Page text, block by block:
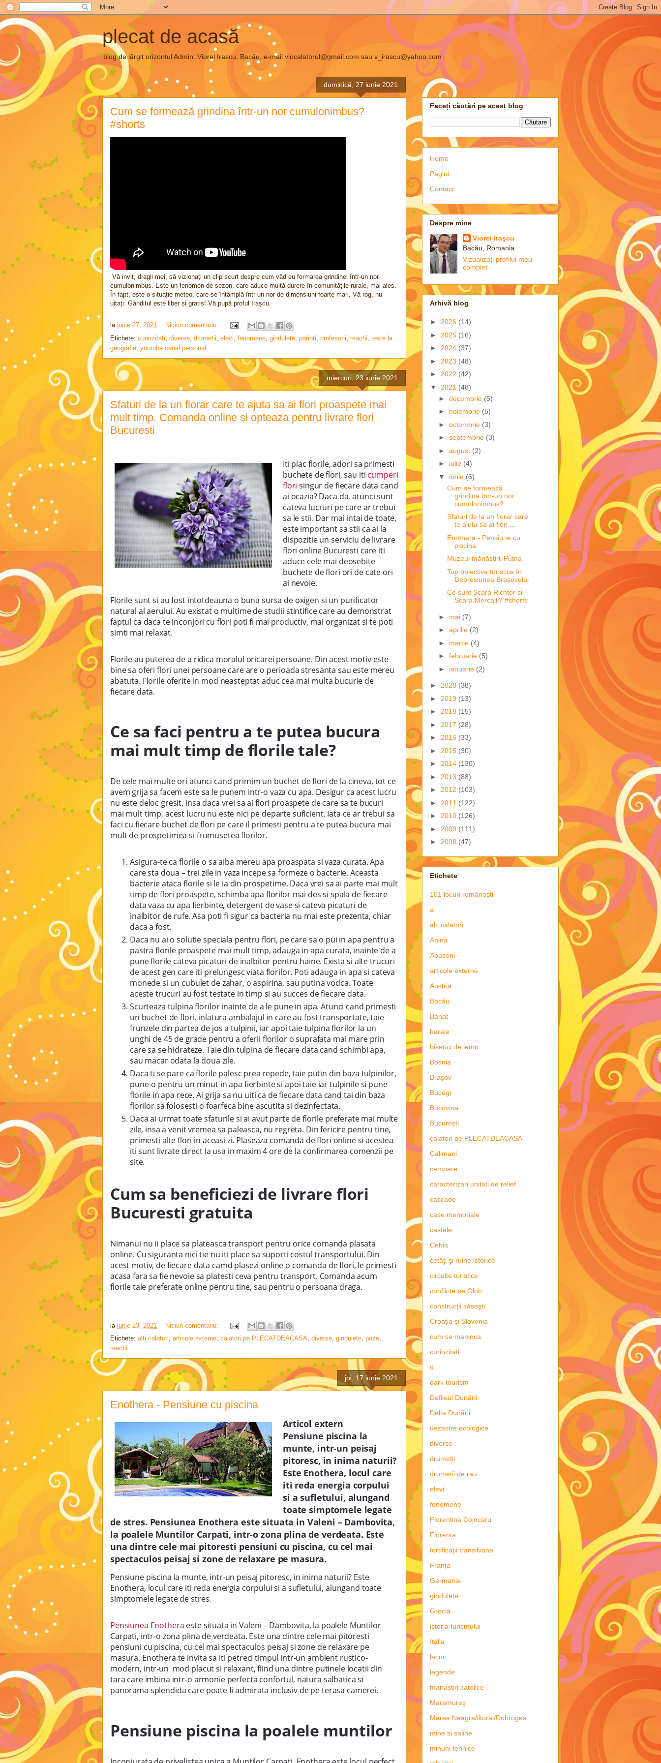
plecat de acasă
blog de lărgit orizontul Admin: Viorel Irașcu, Bacău, e-mail viocalatorul@gmail.com sau v_irascu@yahoo.com
duminică, 27 iunie 2021
Cum se formează grindina într-un nor cumulonimbus?
#shorts
Vă invit, dragii mei, să vizionați un clip scurt despre cum văd eu formarea grindinei într-un nor
cumulonimbus. Este un fenomen de sezon, care aduce multă durere în comunitățile rurale, mai ales.
În fapt, este o situație meteo, care se întâmplă într-un nor de dimensiuni foarte mari. Vă rog, nu
uitați: Gânditul este liber și gratis! Vă pupă proful Irașcu.
la iunie 27, 2021
Niciun comentariu:
Etichete: curiozitati, diverse, drumetii, elevi, fenomene, gindulete, parinti, profesorii, reactii, teste la
geografie, youtube canal personal
miercuri, 23 iunie 2021
Sfaturi de la un florar care te ajuta sa ai flori proaspete mai
mult timp. Comanda online si opteaza pentru livrare flori
Bucuresti
Iti plac florile, adori sa primesti
buchete de flori, sau iti cumperi
flori singur de fiecare data cand
ai ocazia? Daca da, atunci sunt
cateva lucruri pe care ar trebui
sa le stii. Dar mai intai de toate,
este important sa stii ca ai la
dispozitie un serviciu de livrare
flori online Bucuresti care iti
aduce cele mai deosebite
buchete de flori ori de cate ori
ai nevoie.
Florile sunt si au fost intotdeauna o buna sursa de oxigen si un purificator
natural al aerului. Au existat o multime de studii stintifice care au demonstrat
faptul ca daca te inconjori cu flori poti fi mai productiv, mai organizat si te poti
simti mai relaxat.
Florile au puterea de a ridica moralul oricarei persoane. Din acest motiv este
bine sa oferi flori unei persoane care are o perioada stresanta sau este mereu
abatuta. Florile oferite in mod neasteptat aduc cea mai multa bucurie de
fiecare data.
Ce sa faci pentru a te putea bucura
mai mult timp de florile tale?
De cele mai multe ori atunci cand primim un buchet de flori de la cineva, tot ce
avem grija sa facem este sa le punem intr-o vaza cu apa. Desigur ca acest lucru
nu este deloc gresit, insa daca vrei sa ai flori proaspete de care sa te bucuri
mai mult timp, acest lucru nu este nici pe departe suficient. Iata ce ar trebui sa
faci cu fiecare buchet de flori pe care il primesti pentru a te putea bucura mai
mult de prospetimea si frumusetea florilor.
Asigura-te ca florile o sa aiba mereu apa proaspata si vaza curata. Apa
care sta doua – trei zile in vaza incepe sa formeze o bacterie. Aceasta
bacterie ataca florile si le ia din prospetime. Daca vrei sa ai parte mai mult
timp de flori proaspete, schimba apa florilor mai des si spala de fiecare
data vaza cu apa fierbinte, detergent de vase si cateva picaturi de
inalbitor de rufe. Asa poti fi sigur ca bacteria nu mai este prezenta, chiar
daca a fost.
Daca nu ai o solutie speciala pentru flori, pe care sa o pui in apa pentru a
pastra florile proaspete mai mult timp, adauga in apa curata, inainte de a
pune florile cateva picaturi de inalbitor pentru haine. Exista si alte trucuri
de acest gen care iti prelungesc viata florilor. Poti adauga in apa si cateva
monede si un cubulet de zahar, o aspirina, sau putina vodca. Toate
aceste trucuri au fost testate in timp si au succes de fiecare data.
Scurteaza tulpina florilor inainte de a le pune in apa. Atunci cand primesti
un buchet de flori, inlatura ambalajul in care au fost transportate, taie
frunzele din partea de jos a tulpinii, iar apoi taie tulpina florilor la un
unghi de 45 de grade pentru a oferii florilor o suprafata mai mare prin
care sa se hidrateze. Taie din tulpina de fiecare data cand schimbi apa,
sau macar odata la doua zile.
Daca ti se pare ca florile palesc prea repede, taie putin din baza tulpinilor,
pune-o pentru un minut in apa fierbinte si apoi taie iar tulpinile si pune
florile in apa rece. Ai grija sa nu uiti ca de fiecare data cand tai din baza
florilor sa folosesti o foarfeca bine ascutita si dezinfectata.
Daca ai urmat toate sfaturile si ai avut parte de florile preferate mai multe
zile, insa a venit vremea sa paleasca, nu regreta. Din fericire pentru tine,
primesti alte flori in aceasi zi. Plaseaza comanda de flori online si acestea
iti sunt livrate direct la usa in maxim 4 ore de la confirmarea comenzii pe
site.
Cum sa beneficiezi de livrare flori
Bucuresti gratuita
Nimanui nu ii place sa plateasca transport pentru orice comanda plasata
online. Cu siguranta nici tie nu iti place sa suporti costul transportului. Din
acest motiv, de fiecare data camd plasezi online o comanda de flori, le primesti
acasa fara sa fie nevoie sa platesti ceva pentru transport. Comanda acum
florile tale preferate online pentru tine, sau pentru o persoana draga.
la iunie 23, 2021
Niciun comentariu:
Etichete: alti calatori, articole externe, calatori pe PLECATDEACASA, diverse, gindulete, poze,
reactii
joi, 17 iunie 2021
Enothera - Pensiune cu piscina
Articol extern
Pensiune piscina la
munte, intr-un peisaj
pitoresc, in inima naturii?
Este Enothera, locul care
iti reda energia corpului
si a sufletului, alungand
toate simptomele legate
de stres. Pensiunea Enothera este situata in Valeni – Dambovita,
la poalele Muntilor Carpati, intr-o zona plina de verdeata. Este
una dintre cele mai pitoresti pensiuni cu piscina, cu cel mai
spectaculos peisaj si zone de relaxare pe masura.
Pensiune piscina la munte, intr-un peisaj pitoresc, in inima naturii? Este
Enothera, locul care iti reda energia corpului si a sufletului, alungand toate
simptomele legate de stres.
Pensiunea Enothera este situata in Valeni – Dambovita, la poalele Muntilor
Carpati, intr-o zona plina de verdeata. Este una dintre cele mai pitoresti
pensiuni cu piscina, cu cel mai spectaculos peisaj si zone de relaxare pe
masura. Enothera te invita sa iti petreci timpul intr-un ambient rustico-
modern, intr-un mod placut si relaxant, fiind una dintre putinele locatii din
tara care imbina intr-o armonie perfecta confortul, natura salbatica si
panorama splendida care poate fi admirata inclusiv de pe terasa camerei.
Pensiune piscina la poalele muntilor
Faceți căutări pe acest blog
Home
Pagini
Contact
Despre mine
Viorel Iraşcu
Bacău, Romania
Vizualizați profilul meu
complet
Arhivă blog
► 2026 (14)
► 2025 (16)
► 2024 (37)
► 2023 (48)
► 2022 (42)
▼ 2021 (48)
► decembrie (5)
► noiembrie (5)
► octombrie (3)
► septembrie (3)
► august (2)
► iulie (4)
▼ iunie (6)
Cum se formează
grindina într-un nor
cumulonimbus?...
Sfaturi de la un florar care
te ajuta sa ai flori ...
Enothera - Pensiune cu
piscina
Muzeul mănăstirii Putna
Top obiective turistice în
Depresiunea Brașovului
Ce sunt Scara Richter si
Scara Mercalli? #shorts
► mai (7)
► aprilie (2)
► martie (4)
► februarie (5)
► ianuarie (2)
► 2020 (38)
► 2019 (13)
► 2018 (15)
► 2017 (28)
► 2016 (33)
► 2015 (30)
► 2014 (130)
► 2013 (88)
► 2012 (103)
► 2011 (122)
► 2010 (126)
► 2009 (111)
► 2008 (47)
Etichete
101 locuri românești
a
alti calatori
Anina
Apuseni
articole externe
Austria
Bacău
Banat
baraje
biserici de lemn
Bosnia
Brașov
Bucegi
Bucovina
București
calatori pe PLECATDEACASA
Calimani
campare
caracterizari unitati de relief
cascade
case memoriale
castele
Cehia
cetăţi şi ruine istorice
circuite turistice
conflicte pe Glob
construcţii săseşti
Croația și Slovenia
cum se maninca
curiozitati
d
dark tourism
Defileul Dunării
Delta Dunării
dezastre ecologice
diverse
drumetii
drumetii de rau
elevi
fenomene
Florentina Cojocaru
Florența
fortificaţii transilvane
Franța
Germania
gindulete
Grecia
istoria turismului
Italia
lacuri
legende
manastiri catolice
Maramureş
Marea Neagra/litoral/Dobrogea
mine si saline
minuni tehnice